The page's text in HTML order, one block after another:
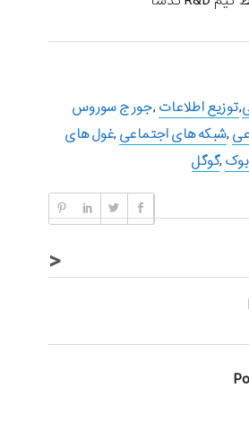
,توزیع اطلاعات ,جورج سوروس
,شبکه های اجتماعی ,غول های
,گوگل
<